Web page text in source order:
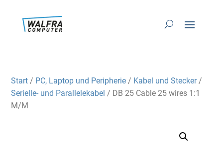
Start / PC, Laptop und Peripherie / Kabel und Stecker/
Serielle- und Parallelekabel / DB 25 Cable 25 wires 1:1
M/M